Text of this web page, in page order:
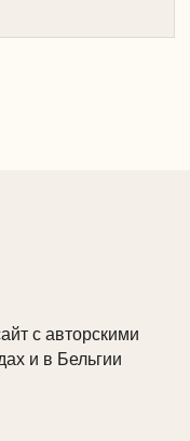
с авторскими
и в Бельгии